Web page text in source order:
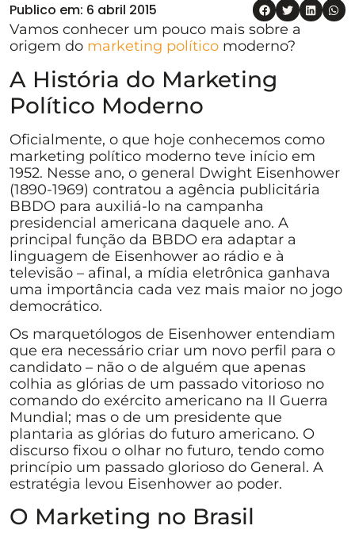
Publico em: 6 abril 2015
Vamos conhecer um pouco mais sobre a
origem do marketing político moderno?
A História do Marketing
Político Moderno
Oficialmente, o que hoje conhecemos como
marketing político moderno teve início em
1952. Nesse ano, o general Dwight Eisenhower
(1890-1969) contratou a agência publicitária
BBDO para auxiliá-lo na campanha
presidencial americana daquele ano. A
principal função da BBDO era adaptar a
linguagem de Eisenhower ao rádio e à
televisão – afinal, a mídia eletrônica ganhava
uma importância cada vez mais maior no jogo
democrático.
Os marquetólogos de Eisenhower entendiam
que era necessário criar um novo perfil para o
candidato – não o de alguém que apenas
colhia as glórias de um passado vitorioso no
comando do exército americano na II Guerra
Mundial; mas o de um presidente que
plantaria as glórias do futuro americano. O
discurso fixou o olhar no futuro, tendo como
princípio um passado glorioso do General. A
estratégia levou Eisenhower ao poder.
O Marketing no Brasil